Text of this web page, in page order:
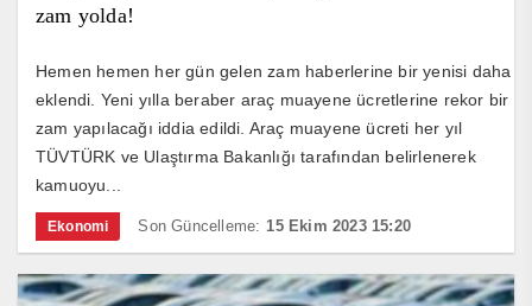
zam yolda!
Hemen hemen her gün gelen zam haberlerine bir yenisi daha
eklendi. Yeni yılla beraber araç muayene ücretlerine rekor bir
zam yapılacağı iddia edildi. Araç muayene ücreti her yıl
TÜVTÜRK ve Ulaştırma Bakanlığı tarafından belirlenerek
kamuoyu...
Ekonomi Son Güncelleme: 15 Ekim 2023 15:20